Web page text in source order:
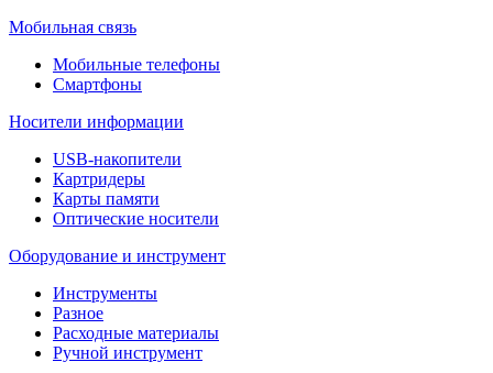
Мобильная связь
Мобильные телефоны
Смартфоны
Носители информации
USB-накопители
Картридеры
Карты памяти
Оптические носители
Оборудование и инструмент
Инструменты
Разное
Расходные материалы
Ручной инструмент